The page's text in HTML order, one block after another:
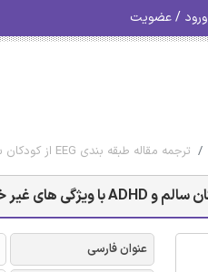
ورود / عضویت
ترجمه مقاله طبقه بندی EEG از کودکان سالم و ADHD با ویژگی های غیر خطی و شبکه عصبی - نشریه اشپرینگر
عنوان فارسی